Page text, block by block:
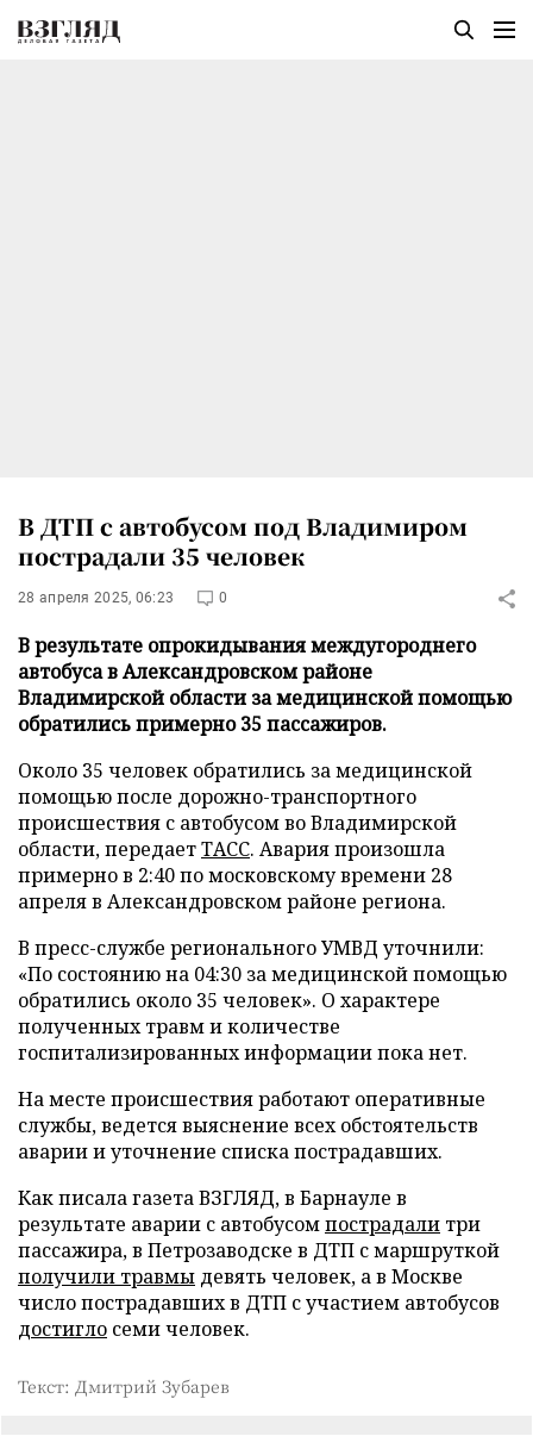
В ДТП с автобусом под Владимиром
пострадали 35 человек
28 апреля 2025, 06:23 0
В результате опрокидывания междугороднего
автобуса в Александровском районе
Владимирской области за медицинской помощью
обратились примерно 35 пассажиров.
Около 35 человек обратились за медицинской
помощью после дорожно-транспортного
происшествия с автобусом во Владимирской
области, передаетТАСС. Авария произошла
примерно в 2:40 по московскому времени 28
апреля в Александровском районе региона.
В пресс-службе регионального УМВД уточнили:
«По состоянию на 04:30 за медицинской помощью
обратились около 35 человек». О характере
полученных травм и количестве
госпитализированных информации пока нет.
На месте происшествия работают оперативные
службы, ведется выяснение всех обстоятельств
аварии и уточнение списка пострадавших.
Как писала газета ВЗГЛЯД, в Барнауле в
результате аварии с автобусомпострадали три
пассажира, в Петрозаводске в ДТП с маршруткой
получили травмы девять человек, а в Москве
число пострадавших в ДТП с участием автобусов
достигло семи человек.
Текст: Дмитрий Зубарев